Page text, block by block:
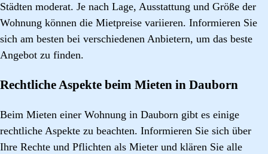
Städten moderat. Je nach Lage, Ausstattung und Größe der
Wohnung können die Mietpreise variieren. Informieren Sie
sich am besten bei verschiedenen Anbietern, um das beste
Angebot zu finden.
Rechtliche Aspekte beim Mieten in Dauborn
Beim Mieten einer Wohnung in Dauborn gibt es einige
rechtliche Aspekte zu beachten. Informieren Sie sich über
Ihre Rechte und Pflichten als Mieter und klären Sie alle